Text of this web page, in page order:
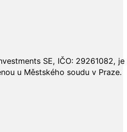
SE, IČO: 29261082,
u Městského soudu v Praze.